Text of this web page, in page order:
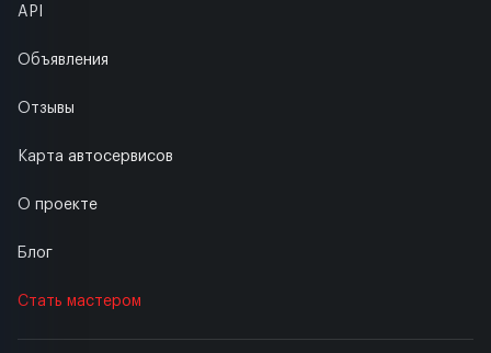
API
Объявления
Отзывы
Карта автосервисов
О проекте
Блог
Стать мастером